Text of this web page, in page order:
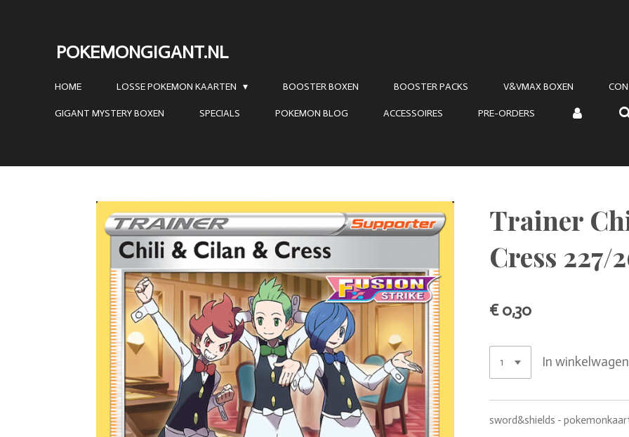
hoofdinhoud
POKEMONGIGANT.NL
HOME LOSSE POKEMON KAARTEN BOOSTER BOXEN BOOSTER PACKS V&VMAX BOXEN
GIGANT MYSTERY BOXEN SPECIALS POKEMON BLOG ACCESSOIRES PRE-ORDERS
Trainer
Cress 227/
€ 0,30
In winkelwagen
sword&shields -